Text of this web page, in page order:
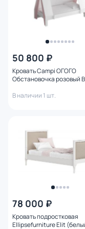
50 800 ₽
Кровать Campi ОГОГО
Обстановочка розовый
В наличии 1 шт.
78 000 ₽
Кровать подростковая
Ellipsefurniture Elit